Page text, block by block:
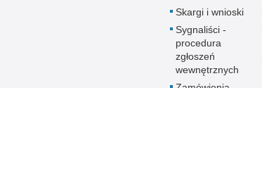
Skargi i wnioski
Sygnaliści -
procedura
zgłoszeń
wewnętrznych
Zamówienia